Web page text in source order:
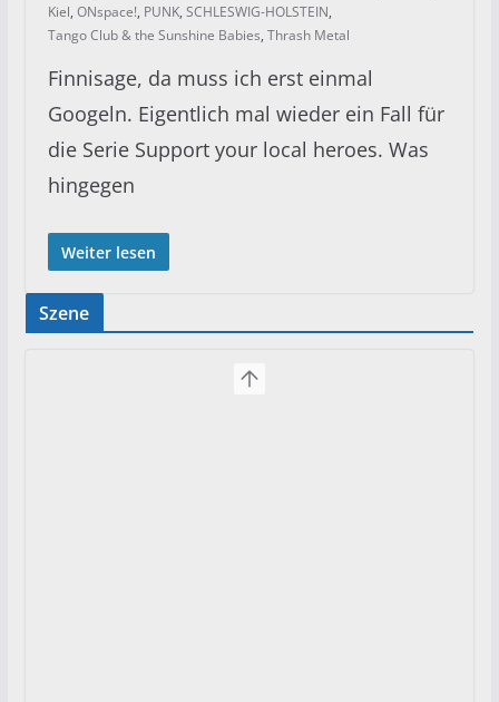
Kiel, ONspace!, PUNK, SCHLESWIG-HOLSTEIN,
Tango Club & the Sunshine Babies, Thrash Metal
Finnisage, da muss ich erst einmal
Googeln. Eigentlich mal wieder ein Fall für
die Serie Support your local heroes. Was
hingegen
Weiter lesen
Szene